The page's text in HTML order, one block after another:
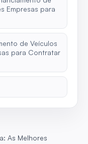
Empresas para
de Veículos
para Contratar
As Melhores